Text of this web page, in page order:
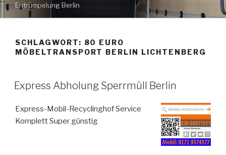
Entrümpelung Berlin
SCHLAGWORT: 80 EURO
MÖBELTRANSPORT BERLIN LICHTENBERG
VERÖFFENTLICHT
AM
Express Abholung Sperrmüll Berlin
Express-Mobil-Recyclinghof Service
Komplett Super günstig